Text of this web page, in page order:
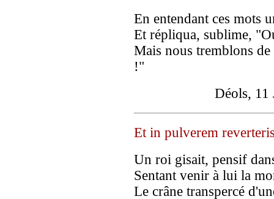
En entendant ces mots
Et répliqua, sublime,
Mais nous tremblons
!"
Déols, 11
Et in pulverem
Un roi gisait, pensif
Sentant venir à lui la
Le crâne transpercé